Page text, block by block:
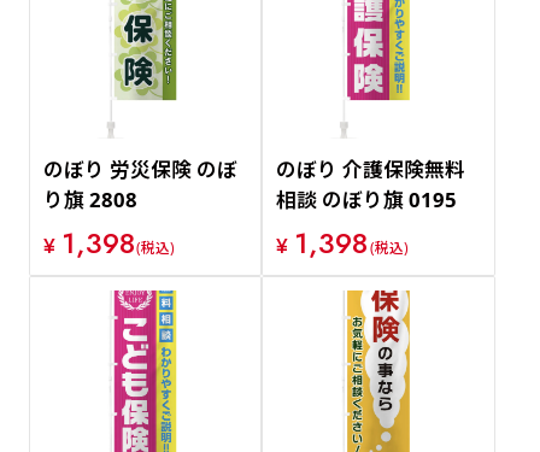
のぼり 労災保険 のぼ
り旗 2808
¥ 1,398(税込)
のぼり 介護保険無料
相談 のぼり旗 0195
¥ 1,398(税込)